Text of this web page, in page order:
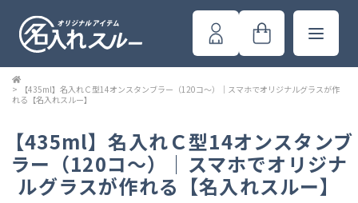
>
【435ml】名入れＣ型14オンスタンブラー（120コ～）｜スマホでオリジナルグラスが作
れる【名入れスルー】
【435ml】名入れＣ型14オンスタンブ
ラー（120コ～）｜スマホでオリジナ
ルグラスが作れる【名入れスルー】